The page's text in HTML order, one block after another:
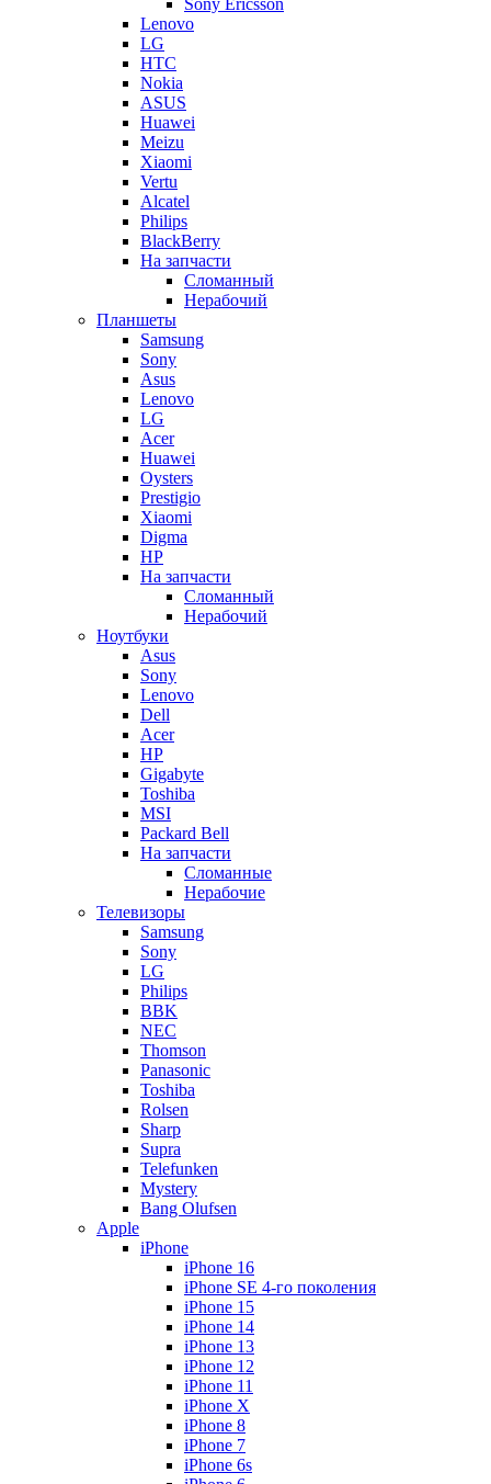
Sony Ericsson
Lenovo
LG
HTC
Nokia
ASUS
Huawei
Meizu
Xiaomi
Vertu
Alcatel
Philips
BlackBerry
На запчасти
Сломанный
Нерабочий
Планшеты
Samsung
Sony
Asus
Lenovo
LG
Acer
Huawei
Oysters
Prestigio
Xiaomi
Digma
HP
На запчасти
Сломанный
Нерабочий
Ноутбуки
Asus
Sony
Lenovo
Dell
Acer
HP
Gigabyte
Toshiba
MSI
Packard Bell
На запчасти
Сломанные
Нерабочие
Телевизоры
Samsung
Sony
LG
Philips
BBK
NEC
Thomson
Panasonic
Toshiba
Rolsen
Sharp
Supra
Telefunken
Mystery
Bang Olufsen
Apple
iPhone
iPhone 16
iPhone SE 4-го поколения
iPhone 15
iPhone 14
iPhone 13
iPhone 12
iPhone 11
iPhone X
iPhone 8
iPhone 7
iPhone 6s